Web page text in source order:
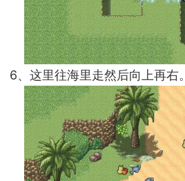
6、这里往海里走然后向上再右。